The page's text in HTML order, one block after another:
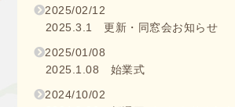
2025/02/12
2025.3.1 更新・同窓会お知らせ
2025/01/08
2025.1.08 始業式
2024/10/02